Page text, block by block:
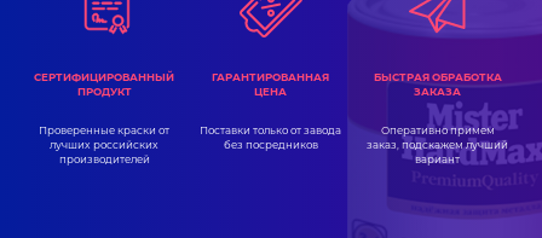
СЕРТИФИЦИРОВАННЫЙ
ПРОДУКТ
Проверенные краски от
лучших российских
производителей
ГАРАНТИРОВАННАЯ
ЦЕНА
Поставки только от завода
без посредников
БЫСТРАЯ ОБРАБОТКА
ЗАКАЗА
Оперативно примем
заказ, подскажем лучший
вариант